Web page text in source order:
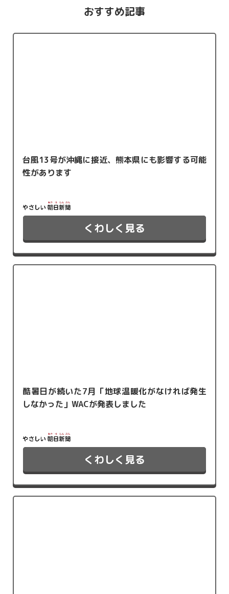
おすすめ記事
台風13号が沖縄に接近、熊本県にも影響する可能
性があります
くわしく見る
酷暑日が続いた7月「地球温暖化がなければ発生
しなかった」WACが発表しました
くわしく見る